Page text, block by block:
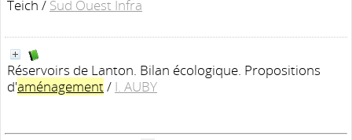
Teich / Sud Ouest Infra
Réservoirs de Lanton. Bilan écologique. Propositions
d'aménagement/ I. AUBY